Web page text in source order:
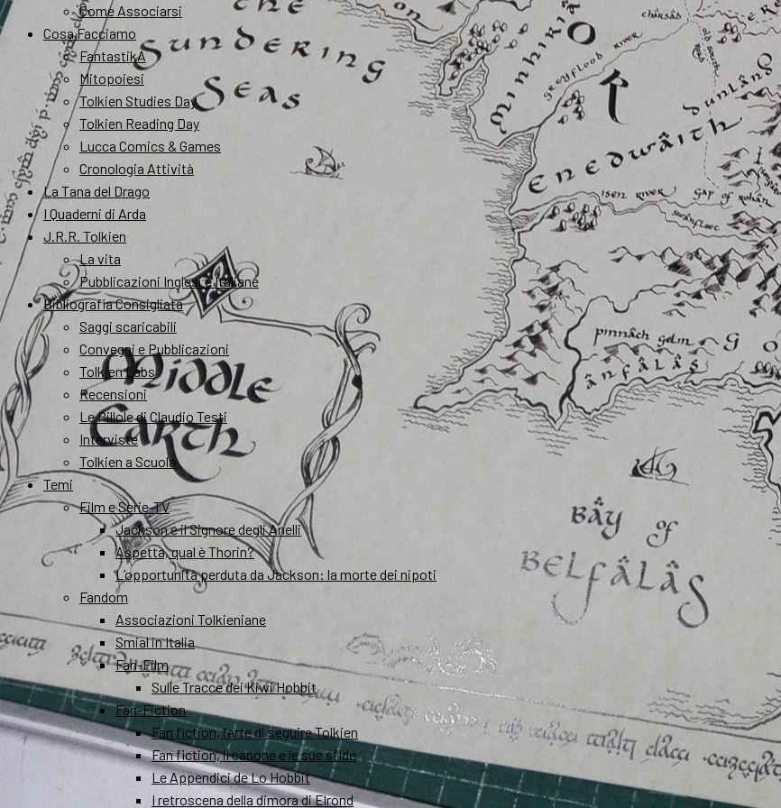
Come Associarsi
Cosa Facciamo
FantastikA
Mitopoiesi
Tolkien Studies Day
Tolkien Reading Day
Lucca Comics & Games
Cronologia Attività
La Tana del Drago
I Quaderni di Arda
J.R.R. Tolkien
La vita
Pubblicazioni Inglesi e Italiane
Bibliografia Consigliata
Saggi scaricabili
Convegni e Pubblicazioni
Tolkien Labs
Recensioni
Le Pillole di Claudio Testi
Interviste
Tolkien a Scuola
Temi
Film e Serie-TV
Jackson e il Signore degli Anelli
Aspetta, qual è Thorin?
L’opportunità perduta da Jackson: la morte dei nipoti
Fandom
Associazioni Tolkieniane
Smial in Italia
Fan-Film
Sulle Tracce dei Kiwi Hobbit
Fan-Fiction
Fan fiction, l’arte di seguire Tolkien
Fan fiction, il canone e le sue sfide
Le Appendici de Lo Hobbit
I retroscena della dimora di Elrond